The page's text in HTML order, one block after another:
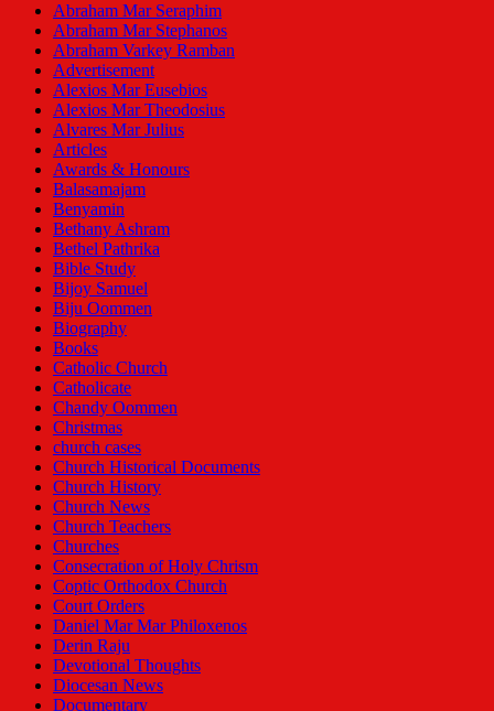
Abraham Mar Seraphim
Abraham Mar Stephanos
Abraham Varkey Ramban
Advertisement
Alexios Mar Eusebios
Alexios Mar Theodosius
Alvares Mar Julius
Articles
Awards & Honours
Balasamajam
Benyamin
Bethany Ashram
Bethel Pathrika
Bible Study
Bijoy Samuel
Biju Oommen
Biography
Books
Catholic Church
Catholicate
Chandy Oommen
Christmas
church cases
Church Historical Documents
Church History
Church News
Church Teachers
Churches
Consecration of Holy Chrism
Coptic Orthodox Church
Court Orders
Daniel Mar Mar Philoxenos
Derin Raju
Devotional Thoughts
Diocesan News
Documentary